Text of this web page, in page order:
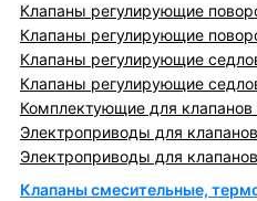
Клапаны регулирующие
Клапаны регулирующие
Клапаны регулирующие
Клапаны регулирующие
Комплектующие для
Электроприводы для
Электроприводы для
Клапаны смесительные,